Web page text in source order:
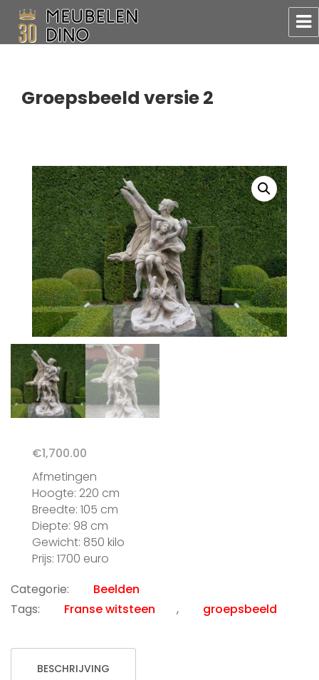
Groepsbeeld versie 2
€1,700.00
Afmetingen
Hoogte: 220 cm
Breedte: 105 cm
Diepte: 98 cm
Gewicht: 850 kilo
Prijs: 1700 euro
Categorie:
Beelden
Tags:
Franse witsteen , groepsbeeld
BESCHRIJVING